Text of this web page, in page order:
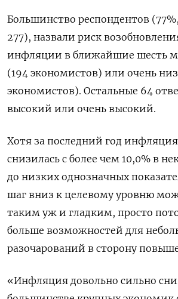
Большинство респондентов
277), назвали риск
инфляции в ближайшие шесть
(194 экономистов) или очень
экономистов). Остальные 64
высокий или очень высокий.
Хотя за последний год
снизилась с более чем 10,0% в
до низких однозначных
шаг вниз к целевому уровню
таким уж и гладким, просто
больше возможностей для
разочарований в сторону
«Инфляция довольно сильно